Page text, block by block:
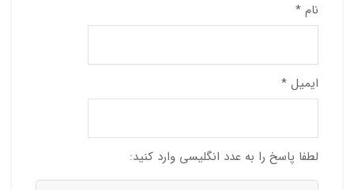
نام *
ایمیل *
لطفا پاسخ را به عدد انگلیسی وارد کنید: